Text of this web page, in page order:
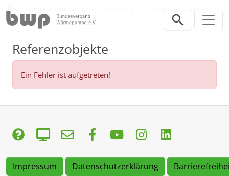
Schlosspark Courgevaux
Referenzobjekte
Ein Fehler ist aufgetreten!
Impressum Datenschutzerklärung